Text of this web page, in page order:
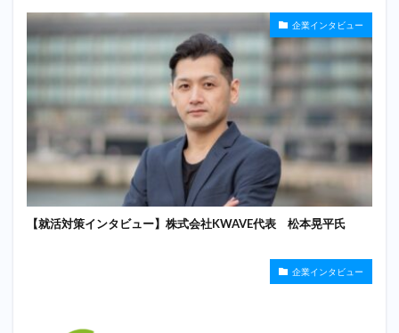
企業インタビュー
【就活対策インタビュー】株式会社KWAVE代表 松本晃平氏
企業インタビュー